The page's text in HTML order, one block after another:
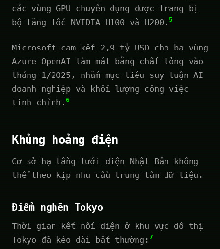
các vùng GPU chuyên dụng được trang bị
bộ tăng tốc NVIDIA H100 và H200. 5
Microsoft cam kết 2,9 tỷ USD cho ba vùng
Azure OpenAI làm mát bằng chất lỏng vào
tháng 1/2025, nhắm mục tiêu suy luận AI
doanh nghiệp và khối lượng công việc
tinh chỉnh. 6
Khủng hoảng điện
Cơ sở hạ tầng lưới điện Nhật Bản không
thể theo kịp nhu cầu trung tâm dữ liệu.
Điểm nghẽn Tokyo
Thời gian kết nối điện ở khu vực đô thị
Tokyo đã kéo dài bất thường: 7